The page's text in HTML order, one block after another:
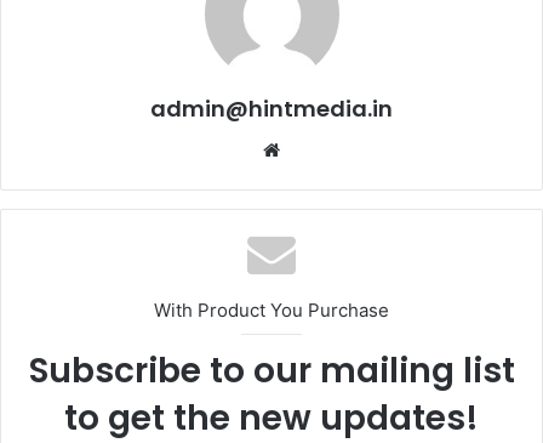
admin@hintmedia.in
With Product You Purchase
Subscribe to our mailing list
to get the new updates!